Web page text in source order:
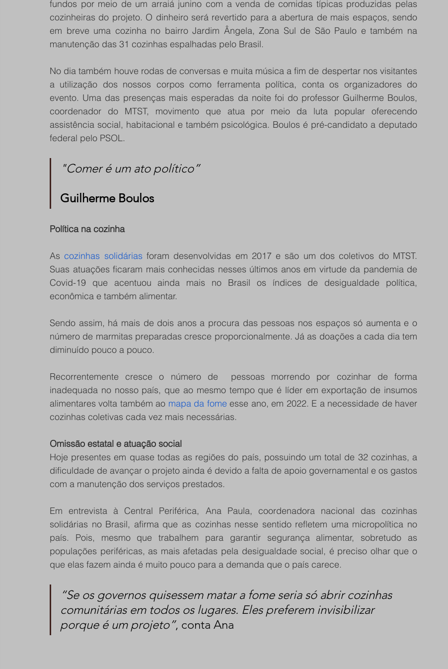
fundos por meio de um arraiá junino com a venda de comidas típicas produzidas pelas
cozinheiras do projeto. O dinheiro será revertido para a abertura de mais espaços, sendo
em breve uma cozinha no bairro Jardim Ângela, Zona Sul de São Paulo e também na
manutenção das 31 cozinhas espalhadas pelo Brasil.
No dia também houve rodas de conversas e muita música a fim de despertar nos visitantes
a utilização dos nossos corpos como ferramenta política, conta os organizadores do
evento. Uma das presenças mais esperadas da noite foi do professor Guilherme Boulos,
coordenador do MTST, movimento que atua por meio da luta popular oferecendo
assistência social, habitacional e também psicológica. Boulos é pré-candidato a deputado
federal pelo PSOL.
"Comer é um ato político”
Guilherme Boulos
Política na cozinha
As cozinhas solidárias foram desenvolvidas em 2017 e são um dos coletivos do MTST.
Suas atuações ficaram mais conhecidas nesses últimos anos em virtude da pandemia de
Covid-19 que acentuou ainda mais no Brasil os índices de desigualdade política,
econômica e também alimentar.
Sendo assim, há mais de dois anos a procura das pessoas nos espaços só aumenta e o
número de marmitas preparadas cresce proporcionalmente. Já as doações a cada dia tem
diminuído pouco a pouco.
Recorrentemente cresce o número de  pessoas morrendo por cozinhar de forma
inadequada no nosso país, que ao mesmo tempo que é líder em exportação de insumos
alimentares volta também ao mapa da fome esse ano, em 2022. E a necessidade de haver
cozinhas coletivas cada vez mais necessárias.
Omissão estatal e atuação social
Hoje presentes em quase todas as regiões do país, possuindo um total de 32 cozinhas, a
dificuldade de avançar o projeto ainda é devido a falta de apoio governamental e os gastos
com a manutenção dos serviços prestados.
Em entrevista à Central Periférica, Ana Paula, coordenadora nacional das cozinhas
solidárias no Brasil, afirma que as cozinhas nesse sentido refletem uma micropolítica no
país. Pois, mesmo que trabalhem para garantir segurança alimentar, sobretudo as
populações periféricas, as mais afetadas pela desigualdade social, é preciso olhar que o
que elas fazem ainda é muito pouco para a demanda que o país carece.
“Se os governos quisessem matar a fome seria só abrir cozinhas
comunitárias em todos os lugares. Eles preferem invisibilizar
porque é um projeto”, conta Ana